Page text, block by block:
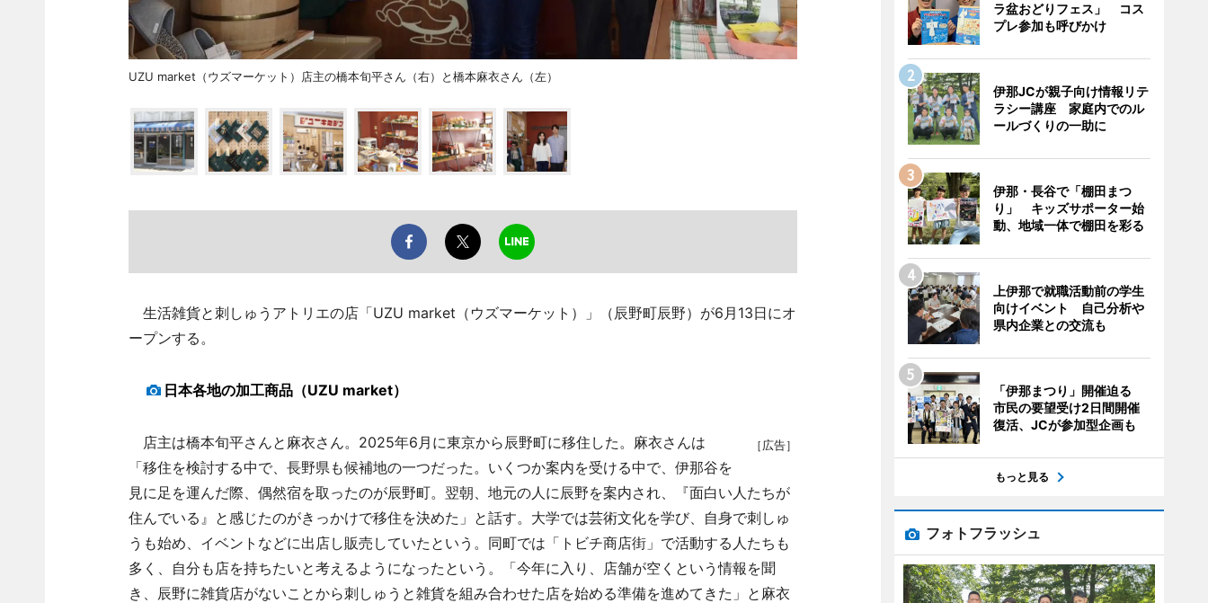
UZU market（ウズマーケット）店主の橋本旬平さん（右）と橋本麻衣さん（左）
生活雑貨と刺しゅうアトリエの店「UZU market（ウズマーケット）」（辰野町辰野）が6月13日にオ
ープンする。
日本各地の加工商品（UZU market）
［広告］
店主は橋本旬平さんと麻衣さん。2025年6月に東京から辰野町に移住した。麻衣さんは
「移住を検討する中で、長野県も候補地の一つだった。いくつか案内を受ける中で、伊那谷を
見に足を運んだ際、偶然宿を取ったのが辰野町。翌朝、地元の人に辰野を案内され、『面白い人たちが
住んでいる』と感じたのがきっかけで移住を決めた」と話す。大学では芸術文化を学び、自身で刺しゅ
うも始め、イベントなどに出店し販売していたという。同町では「トビチ商店街」で活動する人たちも
多く、自分も店を持ちたいと考えるようになったという。「今年に入り、店舗が空くという情報を聞
き、辰野に雑貨店がないことから刺しゅうと雑貨を組み合わせた店を始める準備を進めてきた」と麻衣
ラ盆おどりフェス」 コス
プレ参加も呼びかけ
伊那JCが親子向け情報リテ
ラシー講座 家庭内でのル
ールづくりの一助に
伊那・長谷で「棚田まつ
り」 キッズサポーター始
動、地域一体で棚田を彩る
上伊那で就職活動前の学生
向けイベント 自己分析や
県内企業との交流も
「伊那まつり」開催迫る
市民の要望受け2日間開催
復活、JCが参加型企画も
もっと見る
フォトフラッシュ